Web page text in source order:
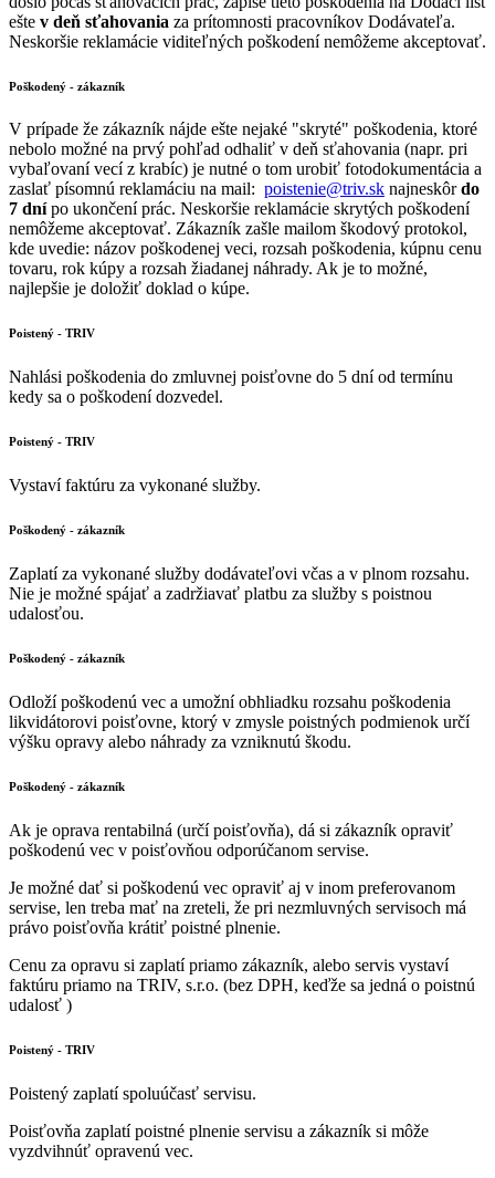
ešte v deň sťahovania za prítomnosti pracovníkov Dodávateľa.
Neskoršie reklamácie viditeľných poškodení nemôžeme akceptovať.
Poškodený - zákazník
V prípade že zákazník nájde ešte nejaké "skryté" poškodenia, ktoré
nebolo možné na prvý pohľad odhaliť v deň sťahovania (napr. pri
vybaľovaní vecí z krabíc) je nutné o tom urobiť fotodokumentácia a
zaslať písomnú reklamáciu na mail: poistenie@triv.sk najneskôrdo
7 dnípo ukončení prác. Neskoršie reklamácie skrytých poškodení
nemôžeme akceptovať. Zákazník zašle mailom škodový protokol,
kde uvedie: názov poškodenej veci, rozsah poškodenia, kúpnu cenu
tovaru, rok kúpy a rozsah žiadanej náhrady. Ak je to možné,
najlepšie je doložiť doklad o kúpe.
Poistený - TRIV
Nahlási poškodenia do zmluvnej poisťovne do 5 dní od termínu
kedy sa o poškodení dozvedel.
Poistený - TRIV
Vystaví faktúru za vykonané služby.
Poškodený - zákazník
Zaplatí za vykonané služby dodávateľovi včas a v plnom rozsahu.
Nie je možné spájať a zadržiavať platbu za služby s poistnou
udalosťou.
Poškodený - zákazník
Odloží poškodenú vec a umožní obhliadku rozsahu poškodenia
likvidátorovi poisťovne, ktorý v zmysle poistných podmienok určí
výšku opravy alebo náhrady za vzniknutú škodu.
Poškodený - zákazník
Ak je oprava rentabilná (určí poisťovňa), dá si zákazník opraviť
poškodenú vec v poisťovňou odporúčanom servise.
Je možné dať si poškodenú vec opraviť aj v inom preferovanom
servise, len treba mať na zreteli, že pri nezmluvných servisoch má
právo poisťovňa krátiť poistné plnenie.
Cenu za opravu si zaplatí priamo zákazník, alebo servis vystaví
faktúru priamo na TRIV, s.r.o. (bez DPH, keďže sa jedná o poistnú
udalosť )
Poistený - TRIV
Poistený zaplatí spoluúčasť servisu.
Poisťovňa zaplatí poistné plnenie servisu a zákazník si môže
vyzdvihnúť opravenú vec.